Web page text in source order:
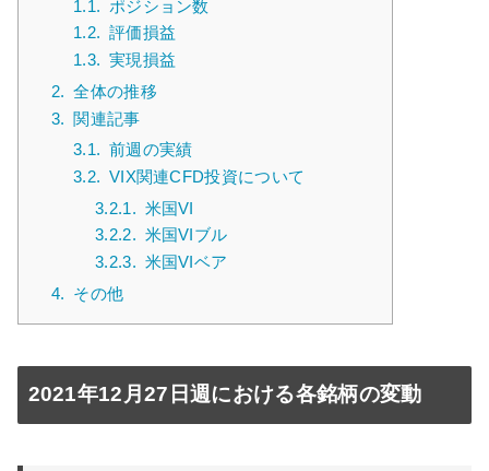
1.1. ポジション数
1.2. 評価損益
1.3. 実現損益
2. 全体の推移
3. 関連記事
3.1. 前週の実績
3.2. VIX関連CFD投資について
3.2.1. 米国VI
3.2.2. 米国VIブル
3.2.3. 米国VIベア
4. その他
2021年12月27日週における各銘柄の変動